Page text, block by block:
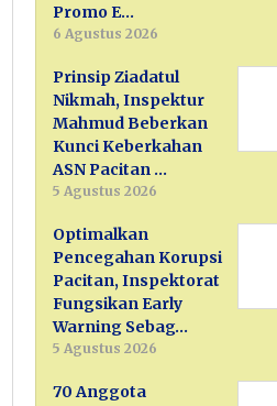
Promo E…
6 Agustus 2026
Prinsip Ziadatul
Nikmah, Inspektur
Mahmud Beberkan
Kunci Keberkahan
ASN Pacitan …
5 Agustus 2026
Optimalkan
Pencegahan Korupsi
Pacitan, Inspektorat
Fungsikan Early
Warning Sebag…
5 Agustus 2026
70 Anggota